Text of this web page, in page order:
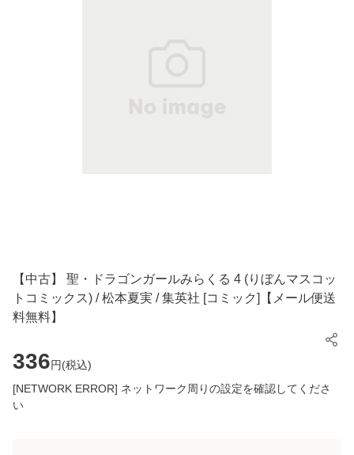
【中古】 聖・ドラゴンガールみらくる 4 (りぼんマスコッ
トコミックス) / 松本夏実 / 集英社 [コミック]【メール便送
料無料】
336円(税込)
[NETWORK ERROR] ネットワーク周りの設定を確認してくださ
い